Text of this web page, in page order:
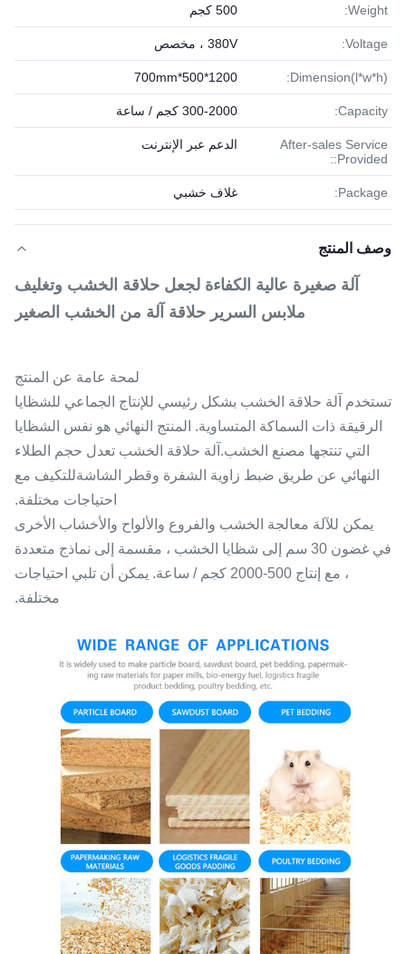
Weight: 500 كجم
Voltage: 380V ، مخصص
Dimension(l*w*h):
1200*500*700mm
Capacity: 300-2000 كجم / ساعة
After-sales Service
Provided::
الدعم عبر الإنترنت
Package: غلاف خشبي
وصف المنتج
آلة صغيرة عالية الكفاءة لجعل حلاقة الخشب وتغليف
ملابس السرير حلاقة آلة من الخشب الصغير
لمحة عامة عن المنتج
تستخدم آلة حلاقة الخشب بشكل رئيسي للإنتاج الجماعي للشظايا
الرقيقة ذات السماكة المتساوية. المنتج النهائي هو نفس الشظايا
التي تنتجها مصنع الخشب.آلة حلاقة الخشب تعدل حجم الطلاء
النهائي عن طريق ضبط زاوية الشفرة وقطر الشاشةللتكيف مع
احتياجات مختلفة.
يمكن للآلة معالجة الخشب والفروع والألواح والأخشاب الأخرى
في غضون 30 سم إلى شظايا الخشب ، مقسمة إلى نماذج متعددة
، مع إنتاج 500-2000 كجم / ساعة. يمكن أن تلبي احتياجات
مختلفة.